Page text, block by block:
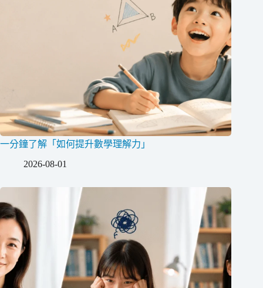
一分鐘了解「如何提升數學理解力」
2026-08-01